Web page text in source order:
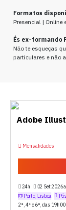
Formatos
Presencial | Online
És ex-formando
Não te esqueças
particulares e não
Adobe
Mensalidades
24h
02 Set 2026
Porto, Lisboa
2ª, 4ª e 6ª, das